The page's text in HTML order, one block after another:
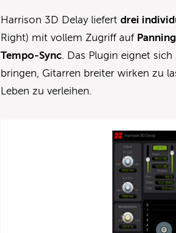
Harrison 3D Delay liefertdrei
Right) mit vollem Zugriff auf
Tempo-Sync. Das Plugin eignet
bringen, Gitarren breiter wirken zu
Leben zu verleihen.